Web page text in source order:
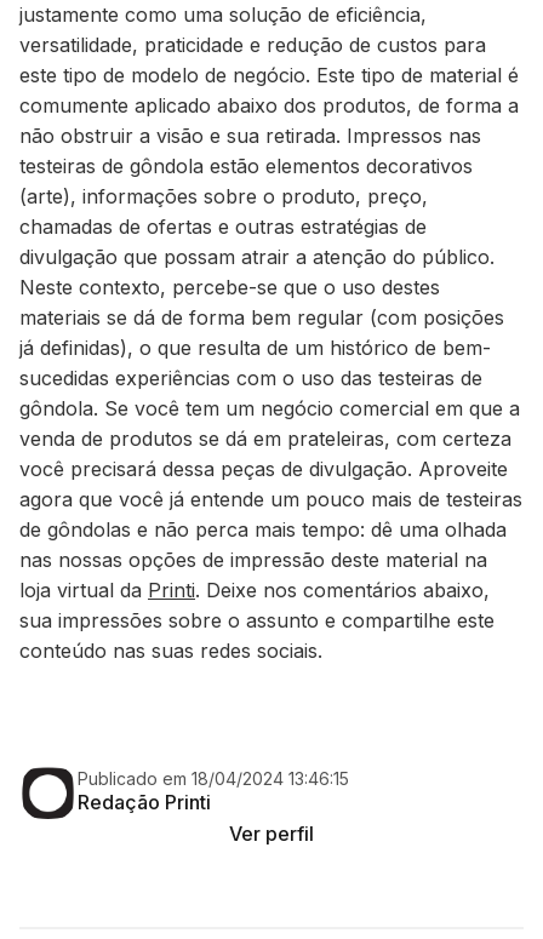
justamente como uma solução de eficiência,
versatilidade, praticidade e redução de custos para
este tipo de modelo de negócio. Este tipo de material é
comumente aplicado abaixo dos produtos, de forma a
não obstruir a visão e sua retirada. Impressos nas
testeiras de gôndola estão elementos decorativos
(arte), informações sobre o produto, preço,
chamadas de ofertas e outras estratégias de
divulgação que possam atrair a atenção do público.
Neste contexto, percebe-se que o uso destes
materiais se dá de forma bem regular (com posições
já definidas), o que resulta de um histórico de bem-
sucedidas experiências com o uso das testeiras de
gôndola. Se você tem um negócio comercial em que a
venda de produtos se dá em prateleiras, com certeza
você precisará dessa peças de divulgação. Aproveite
agora que você já entende um pouco mais de testeiras
de gôndolas e não perca mais tempo: dê uma olhada
nas nossas opções de impressão deste material na
loja virtual da Printi. Deixe nos comentários abaixo,
sua impressões sobre o assunto e compartilhe este
conteúdo nas suas redes sociais.
Publicado em 18/04/2024 13:46:15
Redação Printi
Ver perfil